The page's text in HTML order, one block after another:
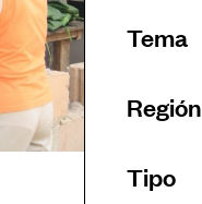
Tema
Región
Tipo